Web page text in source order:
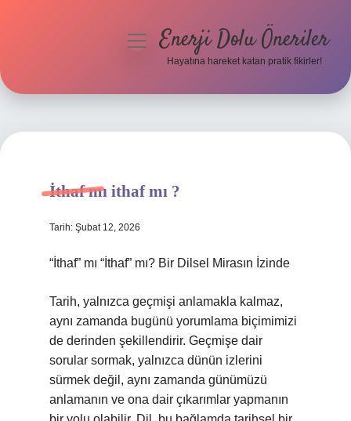
Hakkımızda
menüyüEnerji Dolu Öneriler
Hayatına hareket katan pratik fikirler!
İthaf mı ithaf mı ?
Tarih: Şubat 12, 2026
“İthaf” mı “İthaf” mı? Bir Dilsel Mirasın İzinde
Tarih, yalnızca geçmişi anlamakla kalmaz,
aynı zamanda bugünü yorumlama biçimimizi
de derinden şekillendirir. Geçmişe dair
sorular sormak, yalnızca dünün izlerini
sürmek değil, aynı zamanda günümüzü
anlamanın ve ona dair çıkarımlar yapmanın